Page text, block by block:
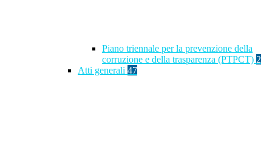
Piano triennale per la prevenzione della
corruzione e della trasparenza (PTPCT) 2
Atti generali 47